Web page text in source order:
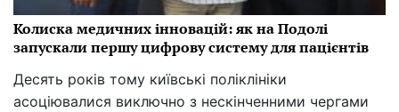
Колиска медичних інновацій: як на Подолі
запускали першу цифрову систему для пацієнтів
Десять років тому київські поліклініки
асоціювалися виключно з нескінченними чергами